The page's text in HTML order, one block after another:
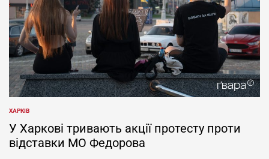
ОПУБЛІКУВАТИ
У
ХАРКІВ
У Харкові тривають акції протесту проти
відставки МО Федорова